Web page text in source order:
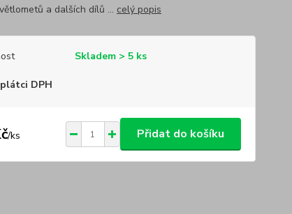
a dalších dílů ... celý popis
Skladem > 5 ks
DPH
/ks Přidat do košíku